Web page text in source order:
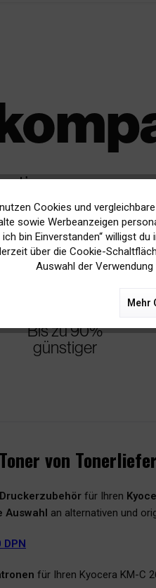
best_price
Bis zu 90%
günstiger
von
Druckerzubehör für Ihren
Auswahl an alternativen und
für Ihren Kyocera KM-C
Cookies und
sowie Werbeanzeigen
ich bin Einverstanden“ willigst
über die Cookie-
Auswahl der
Mehr